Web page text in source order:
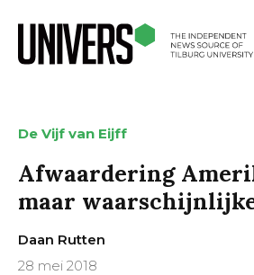
De Vijf van Eijff
Afwaardering
maar
Daan Rutten
28 mei 2018